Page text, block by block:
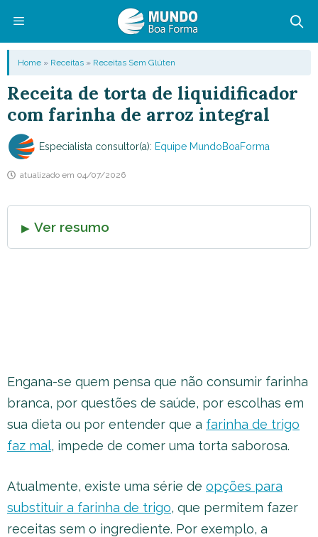
conteúdo
Menu
Home » Receitas » Receitas Sem Glúten
Receita de torta de liquidificador
com farinha de arroz integral
Especialista consultor(a): Equipe MundoBoaForma
atualizado em 04/07/2026
Ver resumo
Engana-se quem pensa que não consumir farinha
branca, por questões de saúde, por escolhas em
sua dieta ou por entender que a farinha de trigo
faz mal, impede de comer uma torta saborosa.
Atualmente, existe uma série de opções para
substituir a farinha de trigo, que permitem fazer
receitas sem o ingrediente. Por exemplo, a